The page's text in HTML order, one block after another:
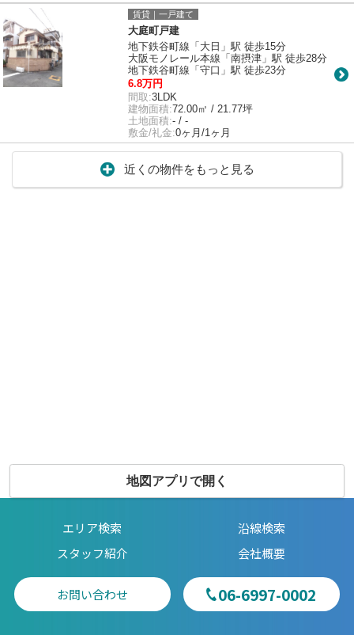
賃貸｜一戸建て
大庭町戸建
地下鉄谷町線「大日」駅 徒歩15分
大阪モノレール本線「南摂津」駅 徒歩28分
地下鉄谷町線「守口」駅 徒歩23分
6.8万円
間取:3LDK
建物面積:72.00㎡ / 21.77坪
土地面積:- / -
敷金/礼金:0ヶ月/1ヶ月
近くの物件をもっと見る
地図アプリで開く
エリア検索
沿線検索
スタッフ紹介
会社概要
お問い合わせ 06-6997-0002